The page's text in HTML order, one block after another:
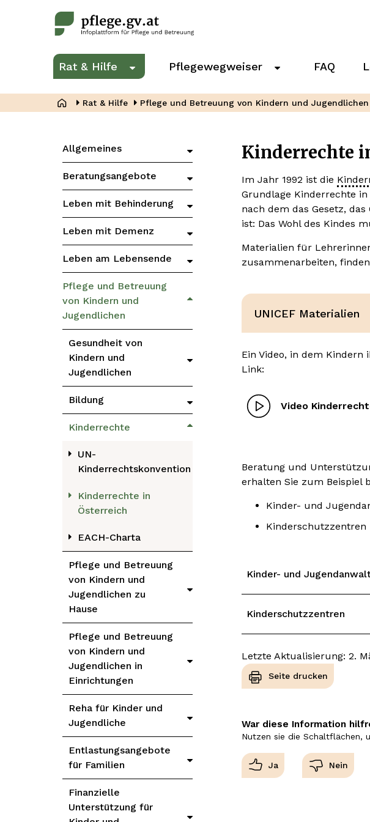
Hauptnavigation
Rat & Hilfe
Untermenü
„Rat
Pflegewegweiser
Untermenü
„Pflegewegweiser“
FAQ
Pfadnavigation
Rat & Hilfe Pflege und Betreuung von Kindern und Jugendlichen
Zweite
Menüebene
Hauptnavigation
Allgemeines
Beratungsangebote
Leben mit Behinderung
Leben mit Demenz
Leben am Lebensende
Pflege und Betreuung
von Kindern und
Jugendlichen
Gesundheit von
Kindern und
Jugendlichen
Bildung
Kinderrechte
UN-
Kinderrechtskonvention
Kinderrechte in
Österreich
EACH-Charta
Pflege und Betreuung
von Kindern und
Jugendlichen zu
Hause
Pflege und Betreuung
von Kindern und
Jugendlichen in
Einrichtungen
Reha für Kinder und
Jugendliche
Entlastungsangebote
für Familien
Finanzielle
Unterstützung für
Kinderrechte
Im Jahr 1992 ist die
Grundlage Kinderrechte
nach dem das Gesetz,
ist: Das Wohl des Kindes
Materialien für
zusammenarbeiten,
UNICEF Materialien
Ein Video, in dem
Link:
Video
Beratung und
erhalten Sie zum Beispiel
Kinder- und
Kinderschutzzentren
Kinder- und
Kinderschutzzentren
Letzte Aktualisierung: 2.
Seite drucken
War diese Information
Nutzen sie die Schaltflächen,